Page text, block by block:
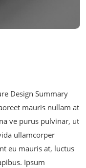
Design Summary
mauris nullam at
ve purus pulvinar, ut
ullamcorper
eu mauris at, luctus
Ipsum